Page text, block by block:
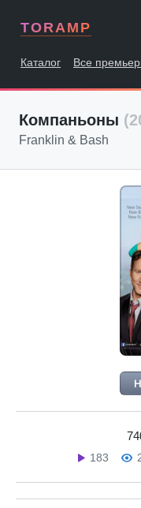
TORAMP
Каталог Все
Компаньоны
Franklin & Bash
183